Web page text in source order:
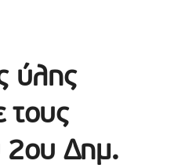
ύλης
τους
2ου Δημ.